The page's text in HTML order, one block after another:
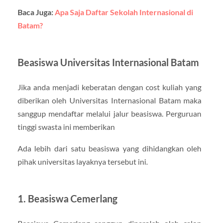
Baca Juga:Apa Saja Daftar Sekolah Internasional di
Batam?
Beasiswa Universitas Internasional Batam
Jika anda menjadi keberatan dengan cost kuliah yang
diberikan oleh Universitas Internasional Batam maka
sanggup mendaftar melalui jalur beasiswa. Perguruan
tinggi swasta ini memberikan
Ada lebih dari satu beasiswa yang dihidangkan oleh
pihak universitas layaknya tersebut ini.
1. Beasiswa Cemerlang